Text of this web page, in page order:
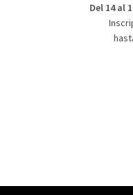
Del 14 al